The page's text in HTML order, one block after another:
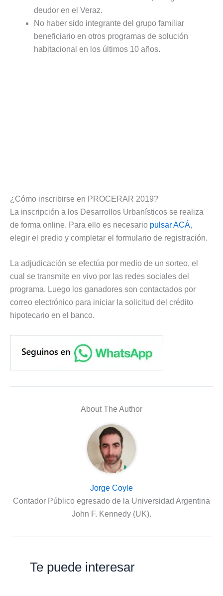
deudor en el Veraz.
No haber sido integrante del grupo familiar
beneficiario en otros programas de solución
habitacional en los últimos 10 años.
¿Cómo inscribirse en PROCERAR 2019?
La inscripción a los Desarrollos Urbanísticos se realiza
de forma online. Para ello es necesario pulsar ACÁ,
elegir el predio y completar el formulario de registración.
La adjudicación se efectúa por medio de un sorteo, el
cual se transmite en vivo por las redes sociales del
programa. Luego los ganadores son contactados por
correo electrónico para iniciar la solicitud del crédito
hipotecario en el banco.
About The Author
Jorge Coyle
Contador Público egresado de la Universidad Argentina
John F. Kennedy (UK).
Te puede interesar